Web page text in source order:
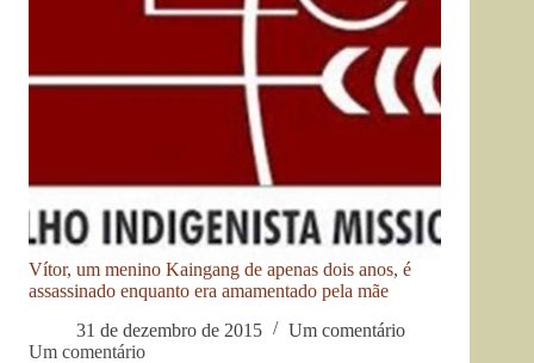
Vítor, um menino Kaingang de apenas dois anos, é
assassinado enquanto era amamentado pela mãe
31 de dezembro de 2015
Um comentário
Um comentário